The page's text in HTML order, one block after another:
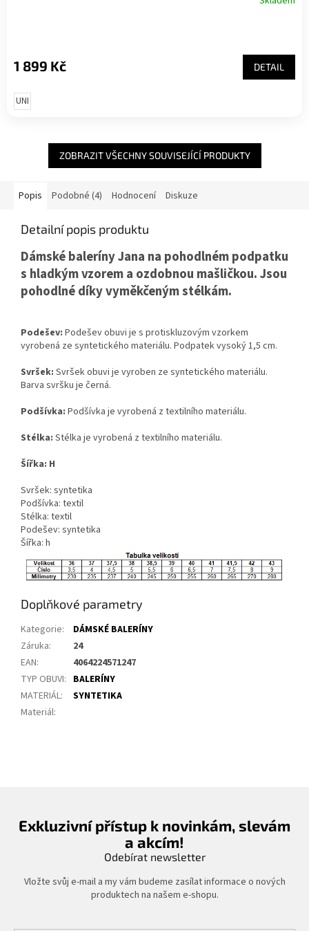
1 899 Kč DETAIL
UNI
ZOBRAZIT VŠECHNY SOUVISEJÍCÍ PRODUKTY
Popis Podobné (4) Hodnocení Diskuze
Detailní popis produktu
Dámské baleríny Jana na pohodlném podpatku
s hladkým vzorem a ozdobnou mašličkou. Jsou
pohodlné díky vyměkčeným stélkám.
Podešev: Podešev obuvi je s protiskluzovým vzorkem
vyrobená ze syntetického materiálu. Podpatek vysoký 1,5 cm.
Svršek: Svršek obuvi je vyroben ze syntetického materiálu.
Barva svršku je černá.
Podšívka: Podšívka je vyrobená z textilního materiálu.
Stélka: Stélka je vyrobená z textilního materiálu.
Šířka: H
Svršek: syntetika
Podšívka: textil
Stélka: textil
Podešev: syntetika
Šířka: h
Doplňkové parametry
Kategorie:
DÁMSKÉ BALERÍNY
Záruka:
24
EAN:
4064224571247
TYP OBUVI: BALERÍNY
MATERIÁL:
SYNTETIKA
Materiál:
Exkluzivní přístup k novinkám, slevám
a akcím!
Odebírat newsletter
Vložte svůj e-mail a my vám budeme zasílat informace o nových
produktech na našem e-shopu.